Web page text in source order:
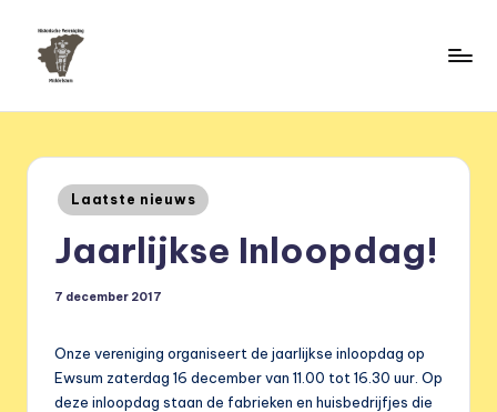
Geplaatst
in
Laatste nieuws
Jaarlijkse Inloopdag!
7 december 2017
Onze vereniging organiseert de jaarlijkse inloopdag op
Ewsum zaterdag 16 december van 11.00 tot 16.30 uur. Op
deze inloopdag staan de fabrieken en huisbedrijfjes die